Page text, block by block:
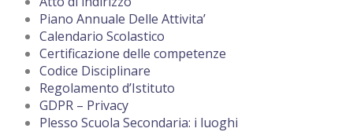
Piano Annuale Delle Attivita’
Calendario Scolastico
Certificazione delle competenze
Codice Disciplinare
Regolamento d’Istituto
GDPR – Privacy
Plesso Scuola Secondaria: i luoghi